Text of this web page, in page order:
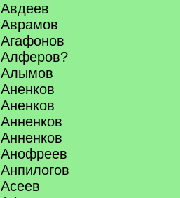
Авдеев
Аврамов
Агафонов
Алферов?
Алымов
Аненков
Аненков
Анненков
Анненков
Анофреев
Анпилогов
Асеев